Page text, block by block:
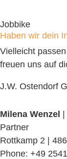
Jobbike
Haben wir dein
Vielleicht
freuen uns auf
J.W. Ostendorf
Milena Wenzel
Partner
Rottkamp 2 |
Phone: +49